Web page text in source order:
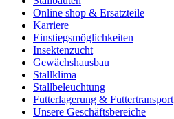
Online shop & Ersatzteile
Karriere
Einstiegsmöglichkeiten
Insektenzucht
Gewächshausbau
Stallklima
Stallbeleuchtung
Futterlagerung & Futtertransport
Unsere Geschäftsbereiche